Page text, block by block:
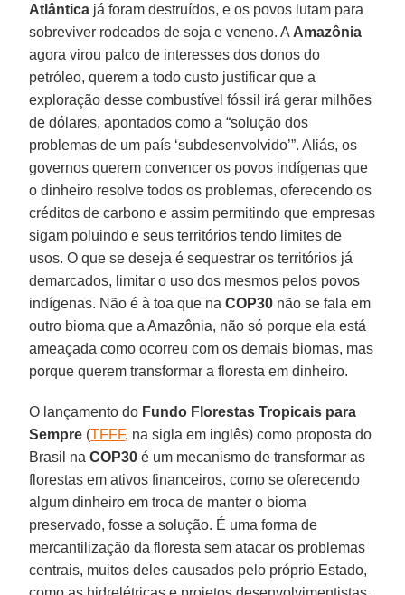
Atlântica já foram destruídos, e os povos lutam para
sobreviver rodeados de soja e veneno. A Amazônia
agora virou palco de interesses dos donos do
petróleo, querem a todo custo justificar que a
exploração desse combustível fóssil irá gerar milhões
de dólares, apontados como a “solução dos
problemas de um país ‘subdesenvolvido’”. Aliás, os
governos querem convencer os povos indígenas que
o dinheiro resolve todos os problemas, oferecendo os
créditos de carbono e assim permitindo que empresas
sigam poluindo e seus territórios tendo limites de
usos. O que se deseja é sequestrar os territórios já
demarcados, limitar o uso dos mesmos pelos povos
indígenas. Não é à toa que naCOP30 não se fala em
outro bioma que a Amazônia, não só porque ela está
ameaçada como ocorreu com os demais biomas, mas
porque querem transformar a floresta em dinheiro.
O lançamento do Fundo Florestas Tropicais para
Sempre (TFFF, na sigla em inglês) como proposta do
Brasil naCOP30 é um mecanismo de transformar as
florestas em ativos financeiros, como se oferecendo
algum dinheiro em troca de manter o bioma
preservado, fosse a solução. É uma forma de
mercantilização da floresta sem atacar os problemas
centrais, muitos deles causados pelo próprio Estado,